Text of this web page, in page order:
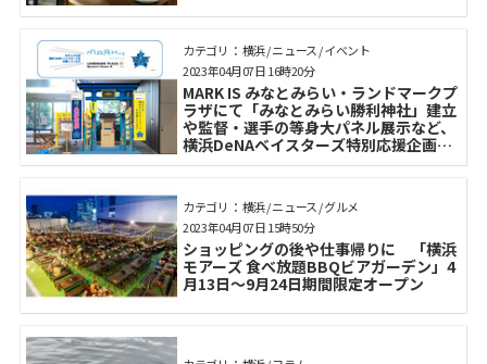
カテゴリ： 横浜 / ニュース / イベント
MARK IS みなとみらい・ランドマークプ
ラザにて「みなとみらい勝利神社」建立
や監督・選手の等身大パネル展示など、
横浜DeNAベイスターズ特別応援企画を
開催
2023年04月07日 16時20分
カテゴリ： 横浜 / ニュース / グルメ
ショッピングの後や仕事帰りに 「横浜
モアーズ 食べ放題BBQビアガーデン」4
月13日～9月24日期間限定オープン
2023年04月07日 15時50分